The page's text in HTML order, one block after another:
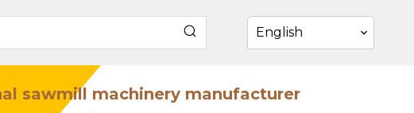
English
sawmill machinery manufacturer